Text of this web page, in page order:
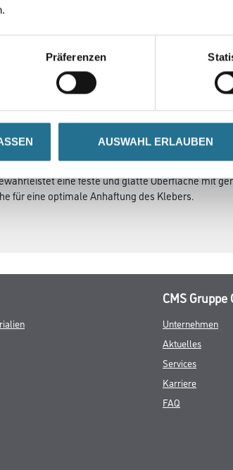
Präferenzen
AUSWAHL ERLAUBEN
eine feste und glatte Oberfläche mit
für eine optimale Anhaftung des Klebers.
CMS Gruppe
Unternehmen
Aktuelles
Services
Karriere
FAQ